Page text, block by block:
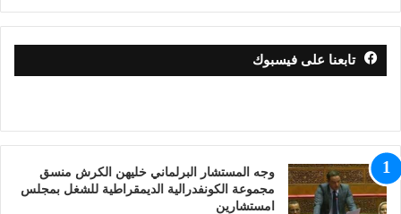
تابعنا على فيسبوك
وجه المستشار البرلماني خليهن الكرش منسق
مجموعة الكونفدرالية الديمقراطية للشغل بمجلس
امستشارين